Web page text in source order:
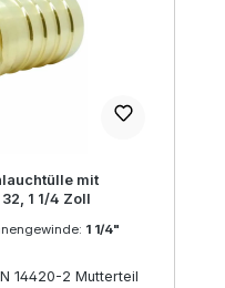
mit
1 1/4 Zoll
1 1/4"
14420-2 Mutterteil